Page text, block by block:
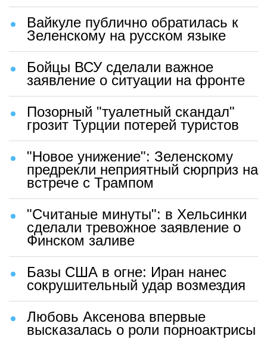
Вайкуле публично обратилась к
Зеленскому на русском языке
Бойцы ВСУ сделали важное
заявление о ситуации на фронте
Позорный "туалетный скандал"
грозит Турции потерей туристов
"Новое унижение": Зеленскому
предрекли неприятный сюрприз на
встрече с Трампом
"Считаные минуты": в Хельсинки
сделали тревожное заявление о
Финском заливе
Базы США в огне: Иран нанес
сокрушительный удар возмездия
Любовь Аксенова впервые
высказалась о роли порноактрисы